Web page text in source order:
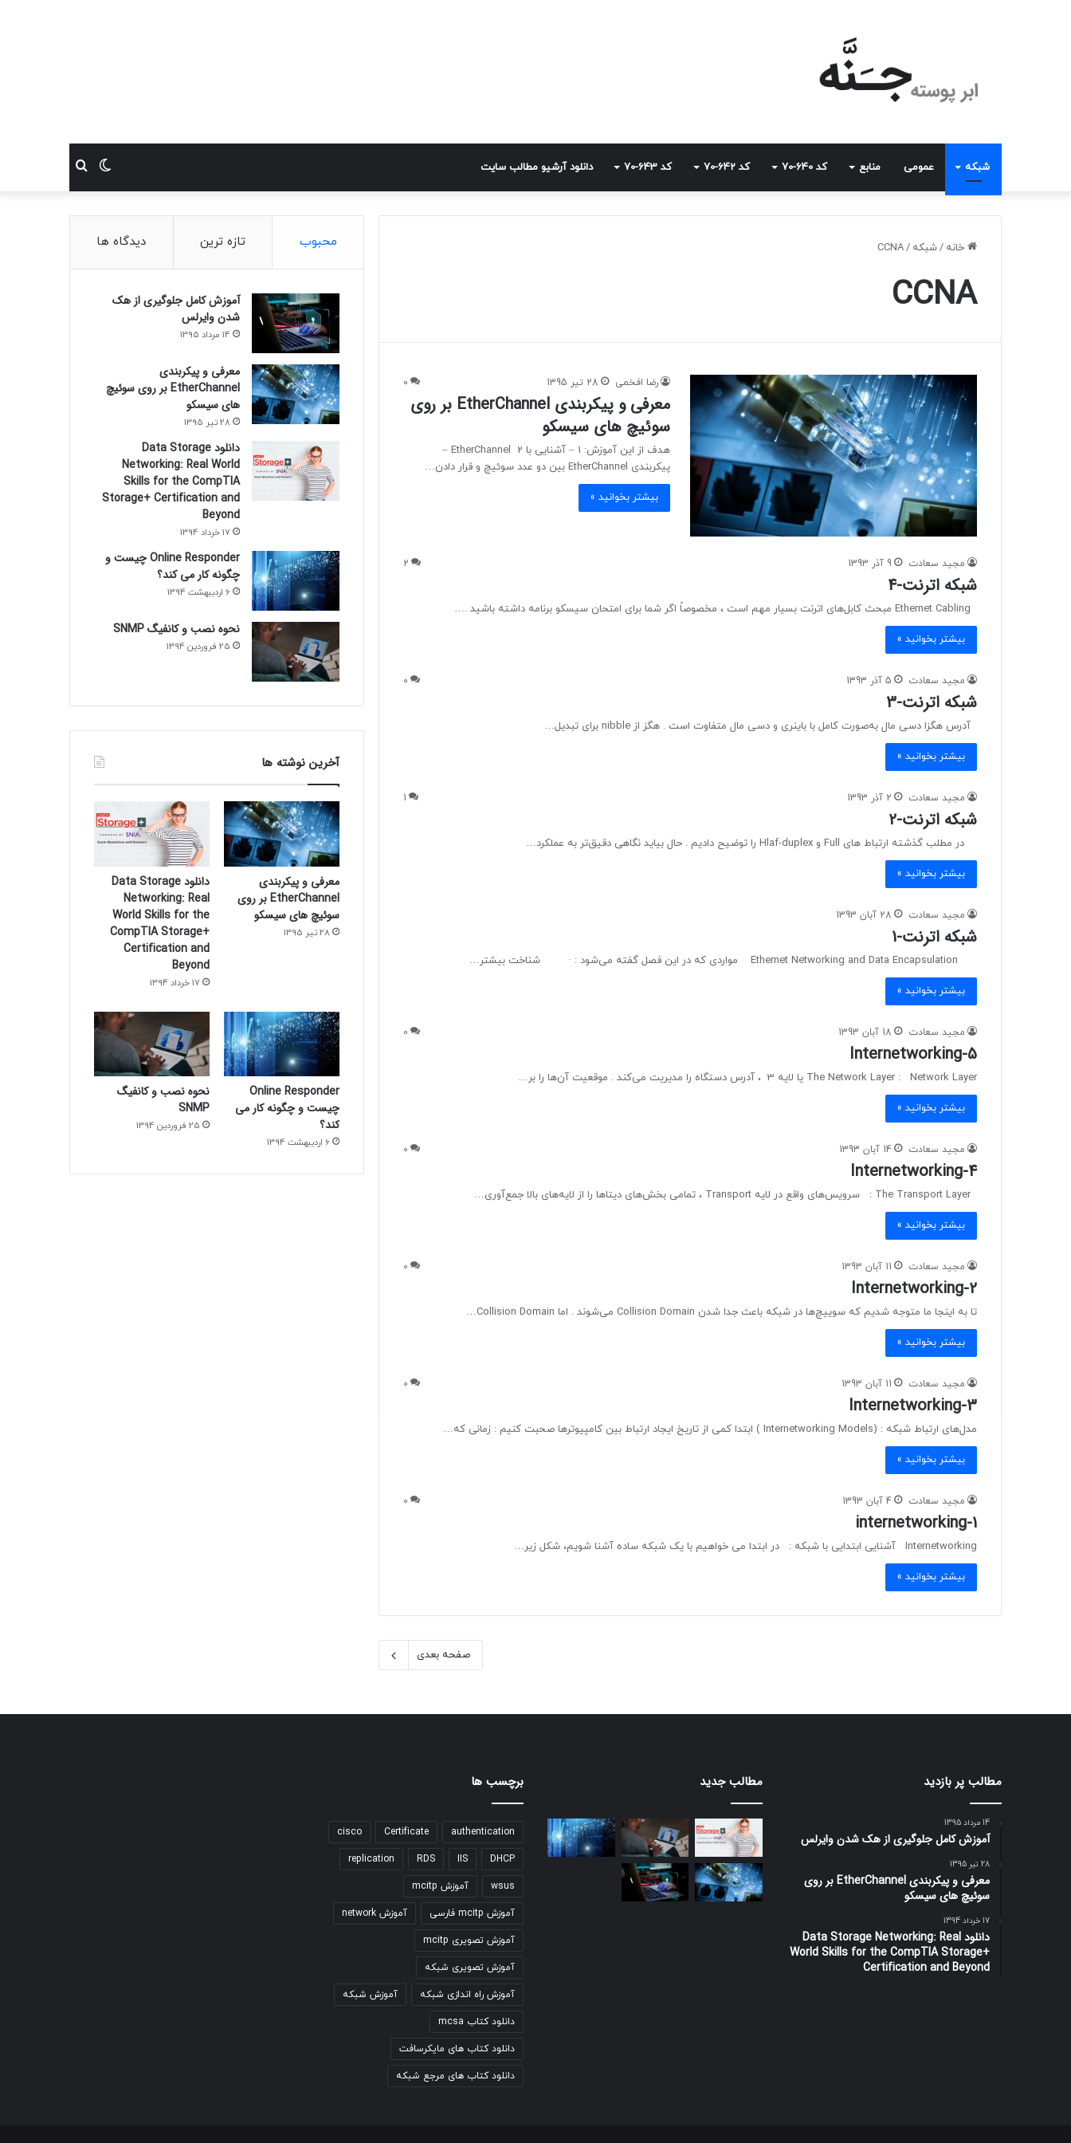
شبکه عمومی منابع کد 640-70 کد 642-70 کد 643-70 دانلود آرشیو مطالب سایت جستجو
برای
تغییر
پوسته
خانه /شبکه /
CCNA
CCNA
رضا افخمی 28 تیر 1395 0
معرفی و پیکربندی EtherChannel بر روی
سوئیچ های سیسکو
هدف از این آموزش: 1 – آشنایی با EtherChannel 2 –
پیکربندی EtherChannel بین دو عدد سوئیچ و قرار دادن…
بیشتر بخوانید »
مجید سعادت 9 آذر 1393 2
شبکه اترنت-4
بیشتر بخوانید »
مجید سعادت 5 آذر 1393 0
شبکه اترنت-3
آدرس هگزا دسی مال به‌صورت کامل با باینری و دسی مال متفاوت است . هگز از nibble برای تبدیل…
بیشتر بخوانید »
مجید سعادت 2 آذر 1393 1
شبکه اترنت-2
در مطلب گذشته ارتباط های Full و Hlaf-duplex را توضیح دادیم . حال بیاید نگاهی دقیق‌تر به عملکرد…
بیشتر بخوانید »
مجید سعادت 28 آبان 1393
شبکه اترنت-1
بیشتر بخوانید »
مجید سعادت 18 آبان 1393 0
Internetworking-5
The Network Layer : Network Layer یا لایه 3 ، آدرس دستگاه‌ را مدیریت می‌کند . موقعیت آن‌ها را بر…
بیشتر بخوانید »
مجید سعادت 14 آبان 1393 0
Internetworking-4
بیشتر بخوانید »
مجید سعادت 11 آبان 1393 0
Internetworking-2
تا به اینجا ما متوجه شدیم که سوییچ‌ها در شبکه باعث جدا شدن Collision Domain می‌شوند . اما Collision Domain…
بیشتر بخوانید »
مجید سعادت 11 آبان 1393 0
Internetworking-3
مدل‌های ارتباط شبکه : (Internetworking Models ) ابتدا کمی از تاریخ ایجاد ارتباط بین کامپیوترها صحبت کنیم : زمانی که…
بیشتر بخوانید »
مجید سعادت 4 آبان 1393 0
internetworking-1
Internetworking آشنایی ابتدایی با شبکه : در ابتدا می خواهیم با یک شبکه ساده آشنا شویم، شکل زیر…
بیشتر بخوانید »
صفحه بعدی
محبوب تازه ترین دیدگاه ها
آموزش کامل جلوگیری از هک
شدن وایرلس
14 مرداد 1395
معرفی و پیکربندی
EtherChannel بر روی سوئیچ
های سیسکو
28 تیر 1395
دانلود Data Storage
Networking: Real World
Skills for the CompTIA
Storage+ Certification and
Beyond
17 خرداد 1394
Online Responder چیست و
چگونه کار می کند؟
6 اردیبهشت 1394
نحوه نصب و کانفیگ SNMP
25 فروردین 1394
آخرین نوشته ها
معرفی و پیکربندی
EtherChannel بر روی
سوئیچ های سیسکو
28 تیر 1395
دانلود Data Storage
Networking: Real
World Skills for the
CompTIA Storage+
Certification and
Beyond
17 خرداد 1394
Online Responder
چیست و چگونه کار می
کند؟
6 اردیبهشت 1394
نحوه نصب و کانفیگ
SNMP
25 فروردین 1394
مطالب پر بازدید
14 مرداد 1395
آموزش کامل جلوگیری از هک شدن وایرلس
28 تیر 1395
معرفی و پیکربندی EtherChannel بر روی
سوئیچ های سیسکو
17 خرداد 1394
دانلود Data Storage Networking: Real
World Skills for the CompTIA Storage+
Certification and Beyond
مطالب جدید برچسب ها
authentication
Certificate
cisco
DHCP
IIS
RDS
replication
wsus آموزش mcitp
آموزش mcitp فارسی آموزش network
آموزش تصویری mcitp
آموزش تصویری شبکه
آموزش راه اندازی شبکه آموزش شبکه
دانلود کتاب mcsa
دانلود کتاب های مایکرسافت
دانلود کتاب های مرجع شبکه